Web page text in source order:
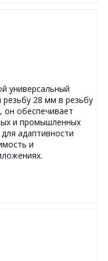
универсальный
28 мм в резьбу
обеспечивает
и промышленных
адаптивности
и